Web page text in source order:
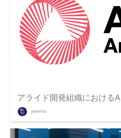
アライド開発組織における
yoshino